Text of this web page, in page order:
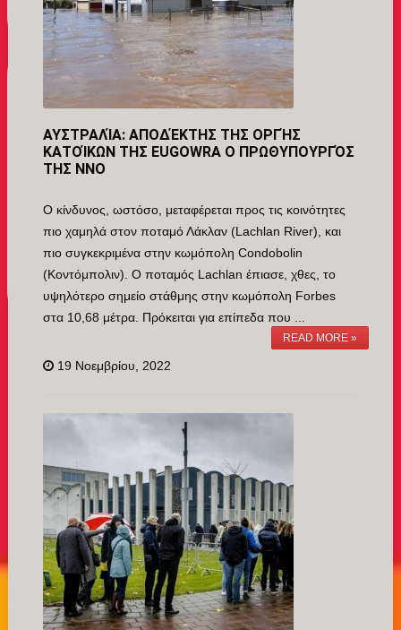
ΑΥΣΤΡΑΛΊΑ: ΑΠΟΔΈΚΤΗΣ ΤΗΣ ΟΡΓΉΣ
ΚΑΤΟΊΚΩΝ ΤΗΣ EUGOWRA Ο ΠΡΩΘΥΠΟΥΡΓΌΣ
ΤΗΣ ΝΝΟ
Ο κίνδυνος, ωστόσο, μεταφέρεται προς τις κοινότητες
πιο χαμηλά στον ποταμό Λάκλαν (Lachlan River), και
πιο συγκεκριμένα στην κωμόπολη Condobolin
(Κοντόμπολιν). Ο ποταμός Lachlan έπιασε, χθες, το
υψηλότερο σημείο στάθμης στην κωμόπολη Forbes
στα 10,68 μέτρα. Πρόκειται για επίπεδα που ...
READ MORE »
19 Νοεμβρίου, 2022